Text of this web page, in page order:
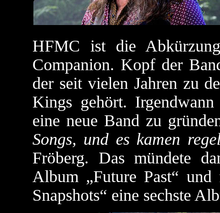
HFMC ist die
Companion. Kopf der
der seit vielen Jahren zu
Kings gehört.
eine neue Band zu
Songs, und es kamen
Fröberg. Das mündete
Album „Future Past“
Snapshots“ eine sechste